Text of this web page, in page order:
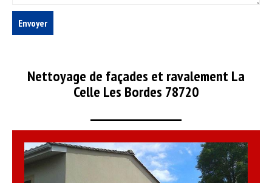
Nettoyage de façades et ravalement La
Celle Les Bordes 78720